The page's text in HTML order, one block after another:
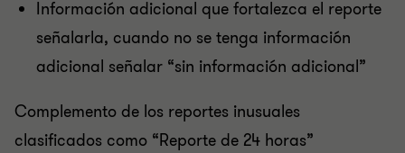
Información adicional que fortalezca el reporte
señalarla, cuando no se tenga información
adicional señalar “sin información adicional”
Complemento de los reportes inusuales
clasificados como “Reporte de 24 horas”